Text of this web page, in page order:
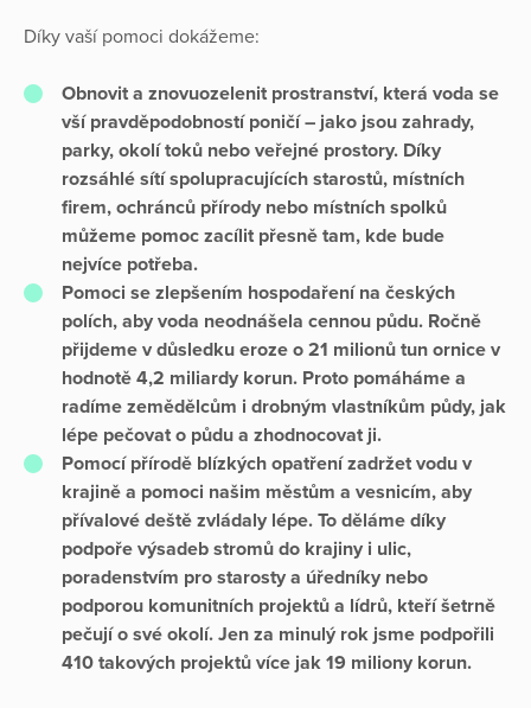
Díky vaší pomoci dokážeme:
Obnovit a znovuozelenit prostranství, která voda se
vší pravděpodobností poničí – jako jsou zahrady,
parky, okolí toků nebo veřejné prostory. Díky
rozsáhlé sítí spolupracujících starostů, místních
firem, ochránců přírody nebo místních spolků
můžeme pomoc zacílit přesně tam, kde bude
nejvíce potřeba.
Pomoci se zlepšením hospodaření na českých
polích, aby voda neodnášela cennou půdu. Ročně
přijdeme v důsledku eroze o 21 milionů tun ornice v
hodnotě 4,2 miliardy korun. Proto pomáháme a
radíme zemědělcům i drobným vlastníkům půdy, jak
lépe pečovat o půdu a zhodnocovat ji.
Pomocí přírodě blízkých opatření zadržet vodu v
krajině a pomoci našim městům a vesnicím, aby
přívalové deště zvládaly lépe. To děláme díky
podpoře výsadeb stromů do krajiny i ulic,
poradenstvím pro starosty a úředníky nebo
podporou komunitních projektů a lídrů, kteří šetrně
pečují o své okolí. Jen za minulý rok jsme podpořili
410 takových projektů více jak 19 miliony korun.